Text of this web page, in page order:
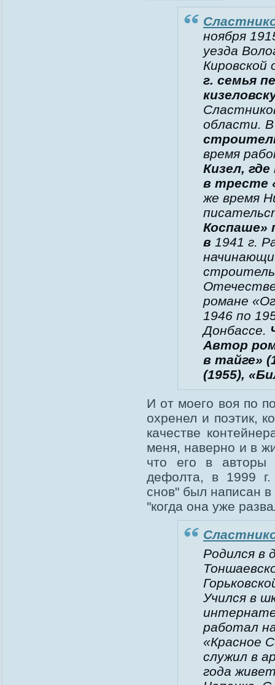
ноября
уезда
г. семья
области. В
время
Кизел,
в тресте
же время
Коспаше»
в 1941 г.
романе
1946 по
Донбассе.
Автор
в тайге»
(1955),
И от моего воя по
охренел и поэтик,
качестве
меня, наверно и в
что его в авторы
дефолта, в 1999
снов" был написан
"когда она уже
Родился в
Учился в
работал
«Красное
служил в
года